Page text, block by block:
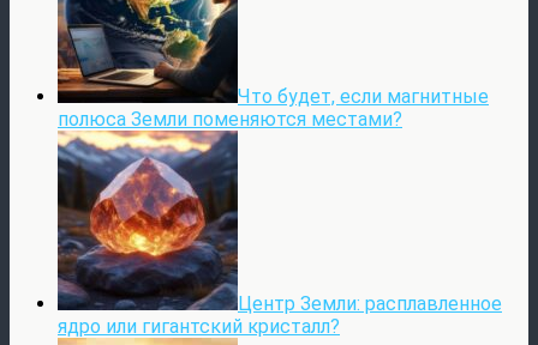
Что будет, если магнитные
полюса Земли поменяются местами?
Центр Земли: расплавленное
ядро или гигантский кристалл?